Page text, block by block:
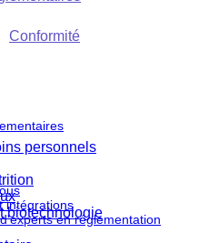
intégrations
en réglementation
Conformité
personnels
biotechnologie